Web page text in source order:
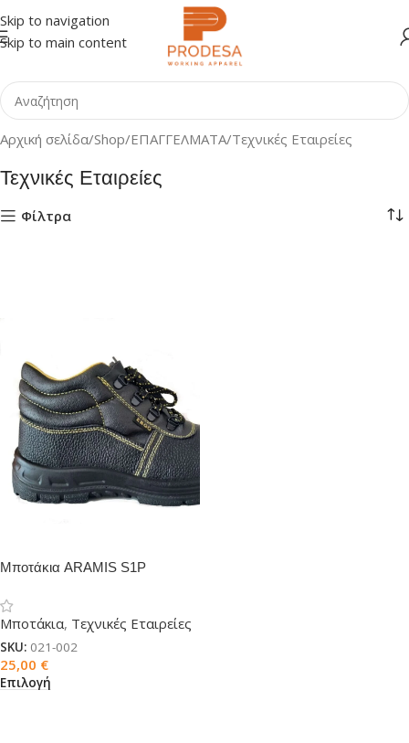
Skip to navigation
Skip to main content
Αρχική σελίδα Shop ΕΠΑΓΓΕΛΜΑΤΑ Τεχνικές Εταιρείες
Τεχνικές Εταιρείες
Φίλτρα
Μποτάκια ARAMIS S1P
Μποτάκια, Τεχνικές Εταιρείες
SKU: 021-002
25,00 €
Επιλογή